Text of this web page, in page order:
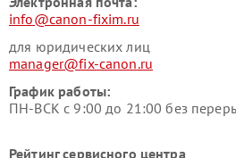
info@canon-fixim.ru
для юридических лиц
manager@fix-canon.ru
График работы:
ПН-ВСК с 9:00 до 21:00 без
Рейтинг сервисного центра